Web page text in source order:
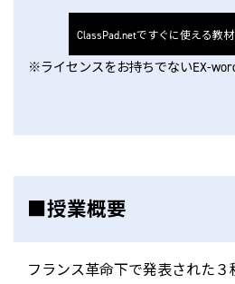
ClassPad.netですぐに使える教
※ライセンスをお持ちでないEX-
■授業概要
フランス革命下で発表された３